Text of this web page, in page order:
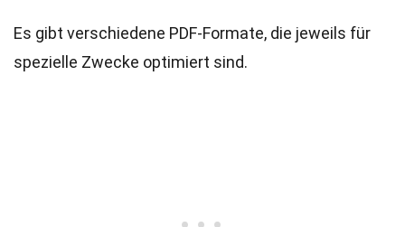
Es gibt verschiedene PDF-Formate, die jeweils für
spezielle Zwecke optimiert sind.